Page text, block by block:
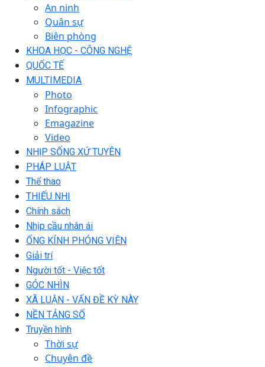
An ninh
Quân sự
Biên phòng
KHOA HỌC - CÔNG NGHỆ
QUỐC TẾ
MULTIMEDIA
Photo
Infographic
Emagazine
Video
NHỊP SỐNG XỨ TUYÊN
PHÁP LUẬT
Thể thao
THIẾU NHI
Chính sách
Nhịp cầu nhân ái
ỐNG KÍNH PHÓNG VIÊN
Giải trí
Người tốt - Việc tốt
GÓC NHÌN
XÃ LUẬN - VẤN ĐỀ KỲ NÀY
NỀN TẢNG SỐ
Truyền hình
Thời sự
Chuyên đề